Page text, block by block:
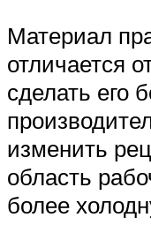
Материал
отличается
сделать его
изменить
область
более